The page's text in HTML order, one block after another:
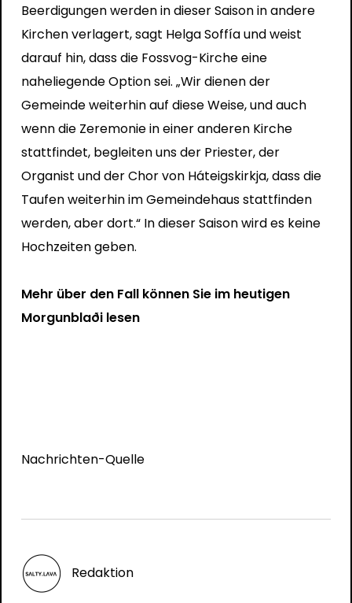
Beerdigungen werden in dieser Saison in andere
Kirchen verlagert, sagt Helga Soffía und weist
darauf hin, dass die Fossvog-Kirche eine
naheliegende Option sei. „Wir dienen der
Gemeinde weiterhin auf diese Weise, und auch
wenn die Zeremonie in einer anderen Kirche
stattfindet, begleiten uns der Priester, der
Organist und der Chor von Háteigskirkja, dass die
Taufen weiterhin im Gemeindehaus stattfinden
werden, aber dort.“ In dieser Saison wird es keine
Hochzeiten geben.
Mehr über den Fall können Sie im heutigen
Morgunblaði lesen
Nachrichten-Quelle
Redaktion